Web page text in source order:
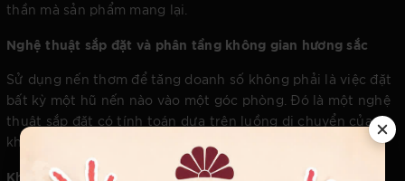
thần mà sản phẩm mang lại.
Nghệ thuật sắp đặt và phân tầng không gian hương sắc
Sử dụng nến thơm để tăng doanh số không phải là việc đặt
bất kỳ một hũ nến nào vào một góc phòng. Đó là một nghệ
thuật sắp đặt có tính toán dựa trên luồng di chuyển của
khách hàng và tính chất của từng khu vực sản phẩm:
Khu vực sảnh đón khách: Nên sử dụng những mùi hương